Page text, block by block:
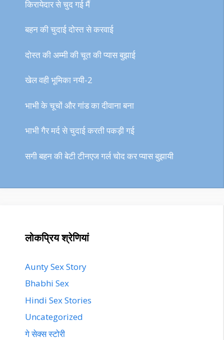
किरायेदार से चुद गई मैं
बहन की चुदाई दोस्त से करवाई
दोस्त की अम्मी की चूत की प्यास बुझाई
खेल वही भूमिका नयी-2
भाभी के चूचों और गांड का दीवाना बना
भाभी गैर मर्द से चुदाई करती पकड़ी गई
सगी बहन की बेटी टीनएज गर्ल चोद कर प्यास बुझायी
लोकप्रिय श्रेणियां
Aunty Sex Story
Bhabhi Sex
Hindi Sex Stories
Uncategorized
गे सेक्स स्टोरी